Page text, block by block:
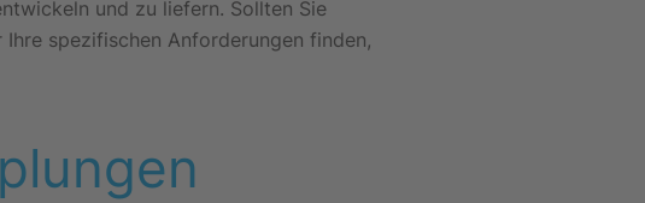
und zu liefern. Sollten Sie
spezifischen Anforderungen finden,